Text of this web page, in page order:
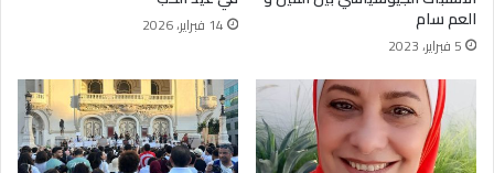
العم سام
5 فبراير، 2023
14 فبراير، 2026